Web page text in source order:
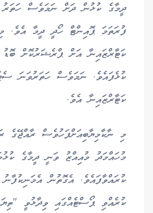
ދީމާގެ ކުޅުން ދަށް ނަމަވެސް
ފުރަތަމަ ޕޮއިންޓް ހޯދީ ދީމާ އެވެ.
ކަޓާރްޒައިނާ އަށް ޕްރެޝަރުކޮށް
ކަޓާރްޒައިނާ އެވެ.
މި ނާކާމިޔާބިއަށްފަހުވެސް ރާއްޖޭގެ
މުހައްމަދު މުއިއްޒު ވަނީ ދީމާގެ
ކުރައްވާފައެވެ. އެގޮތުން
ކުރެއްވި ޕޯސްޓެއްގައި ވިދާޅުވީ